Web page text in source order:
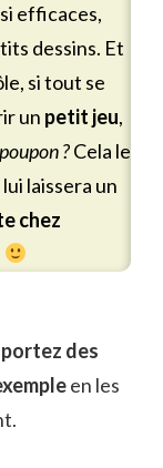
efficaces,
dessins. Et
si tout se
un petit jeu,
?Cela le
laissera un
chez
des
en les